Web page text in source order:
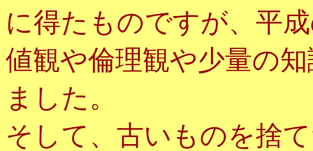
に得たものですが、平
値観や倫理観や少量の
ました。
そして、古いものを捨